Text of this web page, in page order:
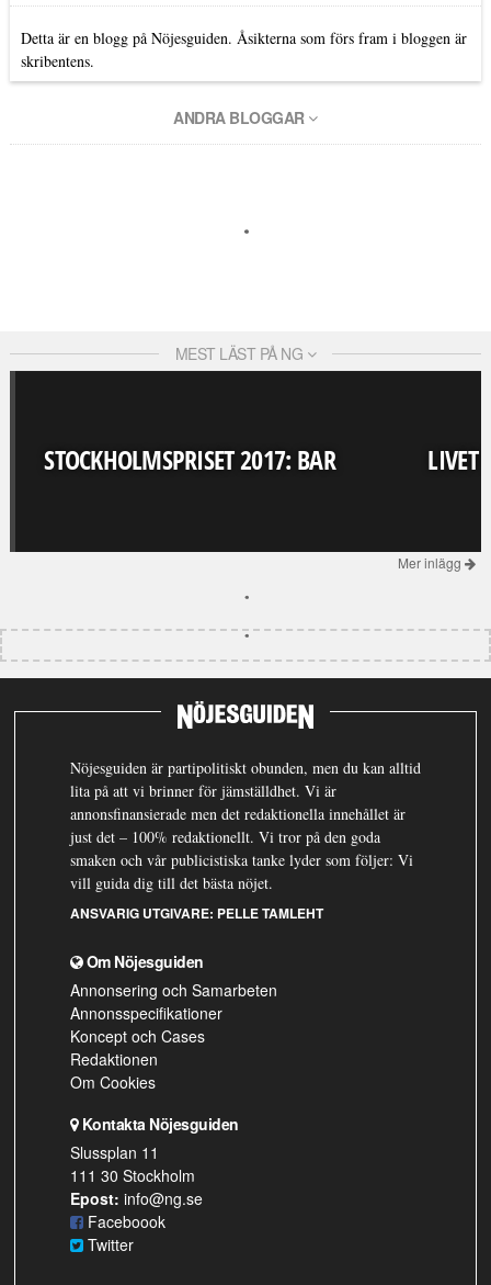
Detta är en blogg på Nöjesguiden. Åsikterna som förs fram i bloggen är
skribentens.
ANDRA BLOGGAR
MEST LÄST PÅ NG
STOCKHOLMSPRISET 2017: BAR LIVET
Mer inlägg
Nöjesguiden är partipolitiskt obunden, men du kan alltid
lita på att vi brinner för jämställdhet. Vi är
annonsfinansierade men det redaktionella innehållet är
just det – 100% redaktionellt. Vi tror på den goda
smaken och vår publicistiska tanke lyder som följer: Vi
vill guida dig till det bästa nöjet.
ANSVARIG UTGIVARE: PELLE TAMLEHT
Om Nöjesguiden
Annonsering och Samarbeten
Annonsspecifikationer
Koncept och Cases
Redaktionen
Om Cookies
Kontakta Nöjesguiden
Slussplan 11
111 30 Stockholm
Epost: info@ng.se
Faceboook
Twitter